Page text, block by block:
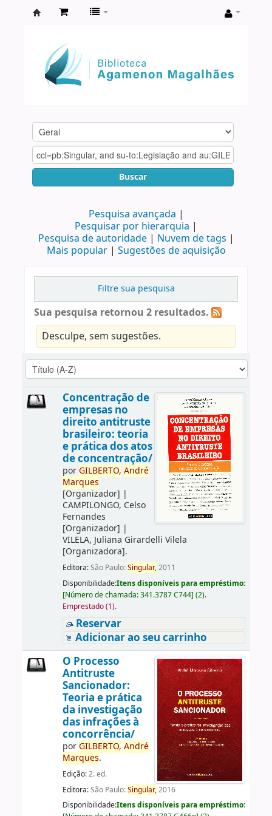
Agamenon
Magalhães
Buscar
Pesquisa avançada
Pesquisar por hierarquia
Pesquisa de autoridade
Nuvem de tags
Mais popular
Sugestões de aquisição
Filtre sua pesquisa
Sua pesquisa retornou 2 resultados.
Desculpe, sem sugestões.
Concentração de
empresas no
direito antitruste
brasileiro: teoria
e prática dos atos
de concentração/
porGILBERTO, André
Marques
[Organizador] |
CAMPILONGO, Celso
Fernandes
[Organizador] |
VILELA, Juliana Girardelli Vilela
[Organizadora].
Editora:São Paulo:Singular,2011
Disponibilidade:Itens disponíveis para empréstimo:
[Número de chamada:341.3787 C744] (2).
Emprestado (1).
Reservar
Adicionar ao seu carrinho
O Processo
Antitruste
Sancionador:
Teoria e prática
da investigação
das infrações à
concorrência/
porGILBERTO, André
Marques.
Edição:2. ed.
Editora:São Paulo:Singular,2016
Disponibilidade:Itens disponíveis para empréstimo: